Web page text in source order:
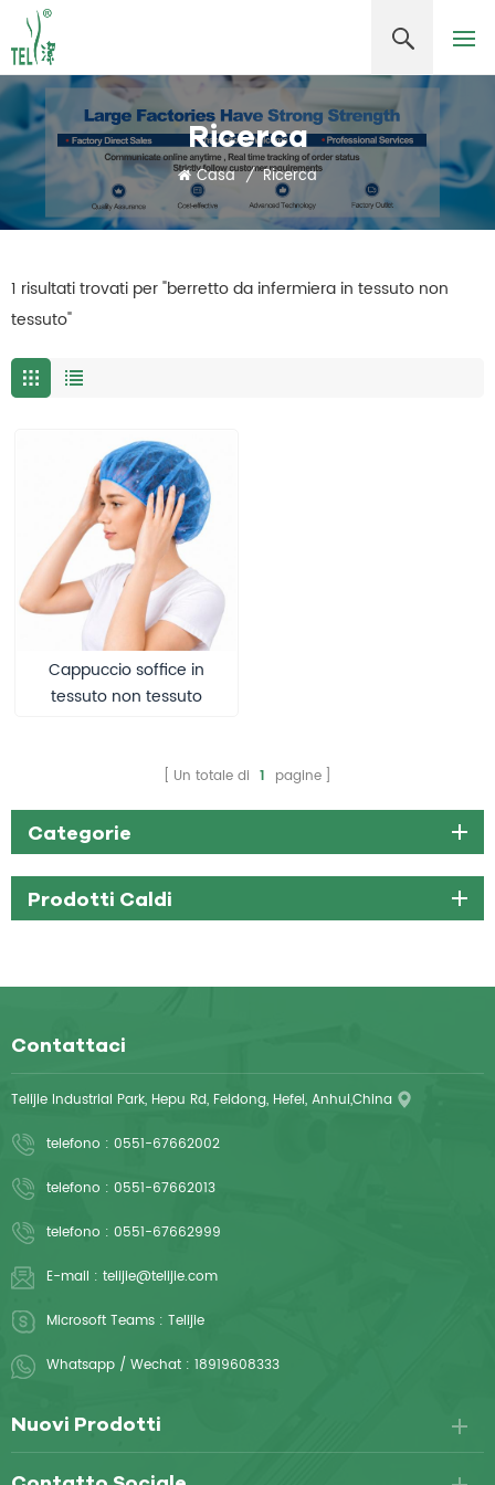
Ricerca
Casa / Ricerca
1 risultati trovati per "berretto da infermiera in tessuto non
tessuto"
Cappuccio soffice in
tessuto non tessuto
Un totale di 1 pagine
Categorie
Prodotti Caldi
Contattaci
Telijie Industrial Park, Hepu Rd, Feidong, Hefei, Anhui,China
telefono : 0551-67662002
telefono : 0551-67662013
telefono : 0551-67662999
E-mail : telijie@telijie.com
Microsoft Teams : Telijie
Whatsapp / Wechat : 18919608333
Nuovi Prodotti